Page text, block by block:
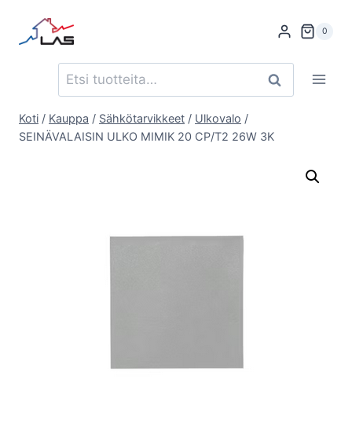
sisältöön
0
Etsi: Haku
Koti / Kauppa / Sähkötarvikkeet / Ulkovalo /
SEINÄVALAISIN ULKO MIMIK 20 CP/T2 26W 3K